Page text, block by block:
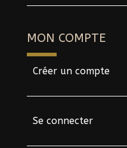
MON COMPTE
Créer un compte
Se connecter